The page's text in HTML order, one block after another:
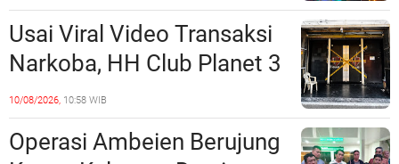
Peredaran Narkoba?
Usai Viral Video Transaksi
Narkoba, HH Club Planet 3
Dikabarkan Digerebek
Dittipidnarkoba Bareskrim
Polri?
10/08/2026, 10:58 WIB
Operasi Ambeien Berujung